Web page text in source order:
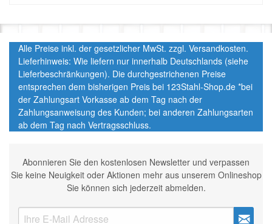
Alle Preise inkl. der gesetzlicher MwSt. zzgl. Versandkosten.
Lieferhinweis: Wie liefern nur innerhalb Deutschlands (siehe
Lieferbeschränkungen). Die durchgestrichenen Preise
entsprechen dem bisherigen Preis bei 123Stahl-Shop.de *bei
der Zahlungsart Vorkasse ab dem Tag nach der
Zahlungsanweisung des Kunden; bei anderen Zahlungsarten
ab dem Tag nach Vertragsschluss.
Abonnieren Sie den kostenlosen Newsletter und verpassen
Sie keine Neuigkeit oder Aktionen mehr aus unserem Onlineshop
Sie können sich jederzeit abmelden.